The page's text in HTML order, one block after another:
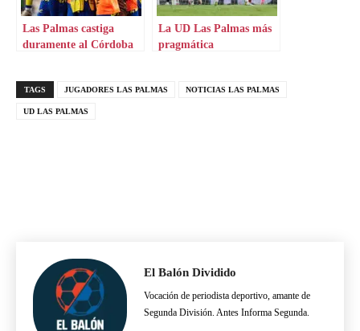
Las Palmas castiga
duramente al Córdoba
La UD Las Palmas más
pragmática
TAGS JUGADORES LAS PALMAS NOTICIAS LAS PALMAS
UD LAS PALMAS
El Balón Dividido
Vocación de periodista deportivo, amante de
Segunda División. Antes Informa Segunda.